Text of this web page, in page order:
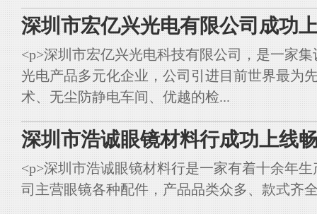
深圳市宏亿兴光电有限公司成功
<p>深圳市宏亿兴光电科技有限公司，是一家
光电产品多元化企业，公司引进目前世界最为
术、无尘防静电车间、优越的检...
深圳市浩诚眼镜材料行成功上线
<p>深圳市浩诚眼镜材料行是一家有着十余年
司主营眼镜各种配件，产品品类众多、款式齐